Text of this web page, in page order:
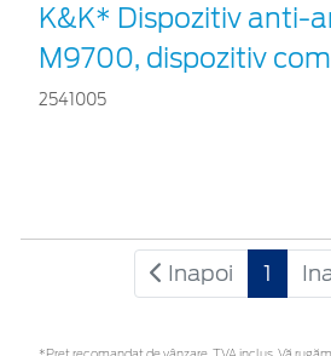
K&K* Dispozitiv anti-
M9700, dispozitiv
2541005
Inapoi 1